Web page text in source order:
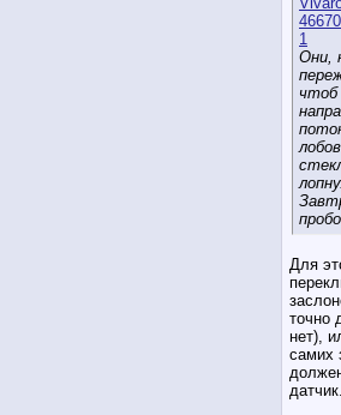
Они,
чтоб
Для
точно
нет),
самих